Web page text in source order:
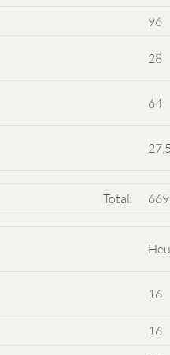
96
28
64
Total: 669
16
16